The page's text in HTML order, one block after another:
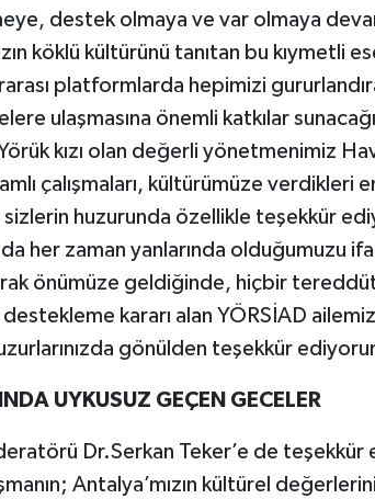
destek olmaya ve var olmaya
köklü kültürünü tanıtan bu kıymetli
platformlarda hepimizi
ulaşmasına önemli katkılar
kızı olan değerli yönetmenimiz
çalışmaları, kültürümüze verdikleri
sizlerin huzurunda özellikle teşekkür
da her zaman yanlarında olduğumuzu
önümüze geldiğinde, hiçbir
kararı alan YÖRSİAD
gönülden teşekkür
UYKUSUZ GEÇEN GECELER
Dr.Serkan Teker’e de
Antalya’mızın kültürel